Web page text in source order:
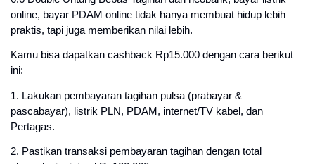
online, bayar PDAM online tidak hanya membuat hidup lebih
praktis, tapi juga memberikan nilai lebih.
Kamu bisa dapatkan cashback Rp15.000 dengan cara berikut
ini:
1. Lakukan pembayaran tagihan pulsa (prabayar &
pascabayar), listrik PLN, PDAM, internet/TV kabel, dan
Pertagas.
2. Pastikan transaksi pembayaran tagihan dengan total